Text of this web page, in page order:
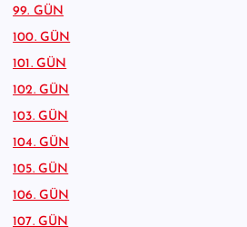
99. GÜN
100. GÜN
101. GÜN
102. GÜN
103. GÜN
104. GÜN
105. GÜN
106. GÜN
107. GÜN